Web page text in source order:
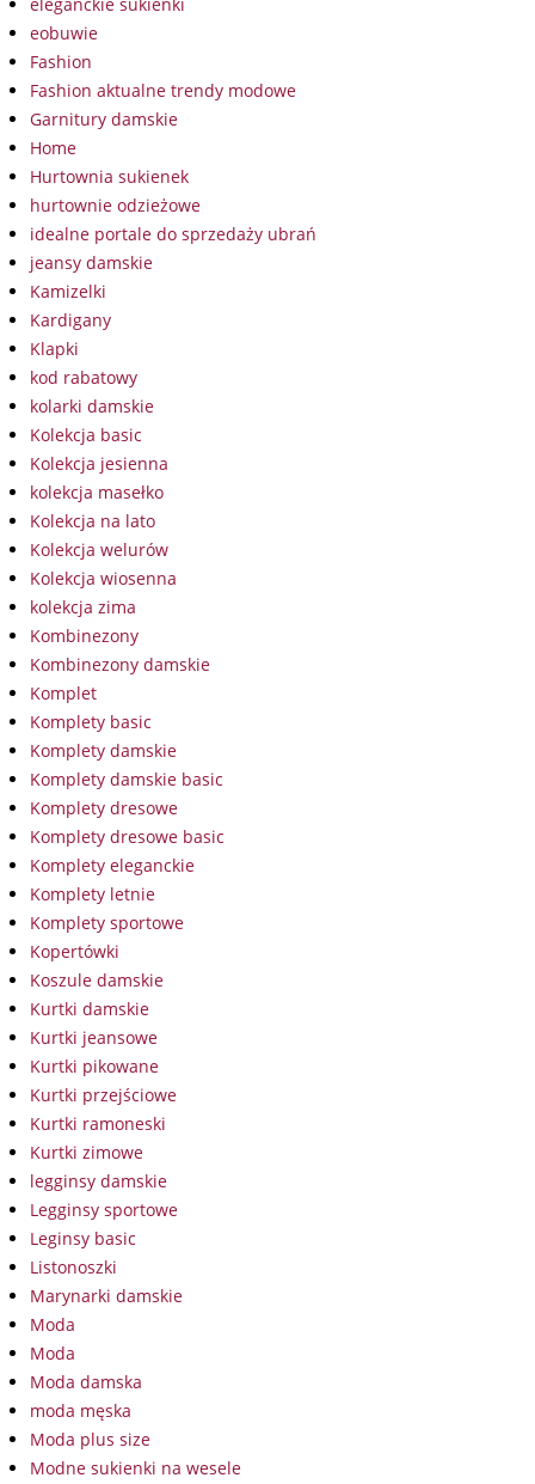
eobuwie
Fashion
Fashion aktualne trendy modowe
Garnitury damskie
Home
Hurtownia sukienek
hurtownie odzieżowe
idealne portale do sprzedaży ubrań
jeansy damskie
Kamizelki
Kardigany
Klapki
kod rabatowy
kolarki damskie
Kolekcja basic
Kolekcja jesienna
kolekcja masełko
Kolekcja na lato
Kolekcja welurów
Kolekcja wiosenna
kolekcja zima
Kombinezony
Kombinezony damskie
Komplet
Komplety basic
Komplety damskie
Komplety damskie basic
Komplety dresowe
Komplety dresowe basic
Komplety eleganckie
Komplety letnie
Komplety sportowe
Kopertówki
Koszule damskie
Kurtki damskie
Kurtki jeansowe
Kurtki pikowane
Kurtki przejściowe
Kurtki ramoneski
Kurtki zimowe
legginsy damskie
Legginsy sportowe
Leginsy basic
Listonoszki
Marynarki damskie
Moda
Moda
Moda damska
moda męska
Moda plus size
Modne sukienki na wesele